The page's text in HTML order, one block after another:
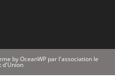
by OceanWP par l'association le
d'Union